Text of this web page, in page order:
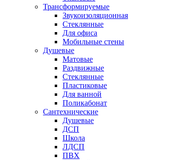
Трансформируемые
Звукоизоляционная
Стеклянные
Для офиса
Мобильные стены
Душевые
Матовые
Раздвижные
Стеклянные
Пластиковые
Для ванной
Поликабонат
Сантехнические
Душевые
ДСП
Школа
ЛДСП
ПВХ